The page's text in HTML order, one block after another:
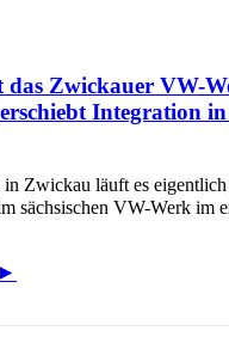
das Zwickauer VW-
Integration
Zwickau läuft es
sächsischen VW-Werk im